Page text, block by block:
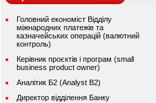
Головний економіст Відділу
міжнародних платежів та
казначейських операцій (валютний
контроль)
Керівник проєктів і програм (small
business product owner)
Аналітик Б2 (Analyst B2)
Директор відділення Банку